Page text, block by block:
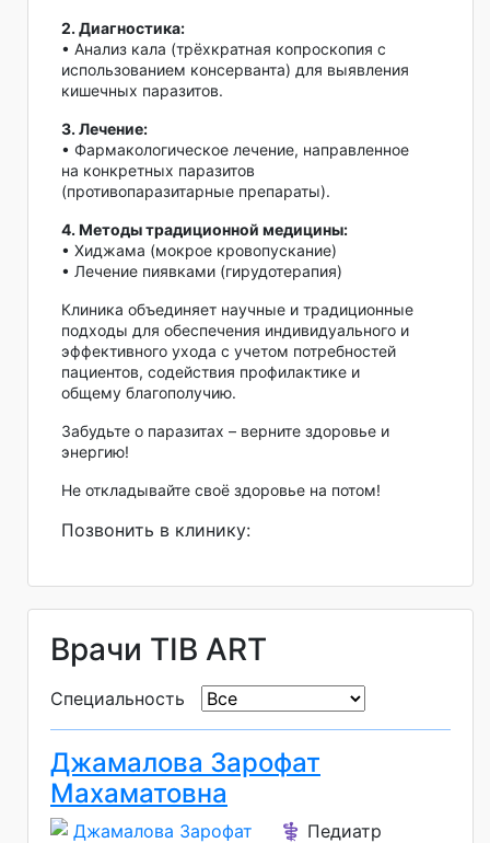
2. Диагностика:
• Анализ кала (трёхкратная копроскопия с
использованием консерванта) для выявления
кишечных паразитов.
3. Лечение:
• Фармакологическое лечение, направленное
на конкретных паразитов
(противопаразитарные препараты).
4. Методы традиционной медицины:
• Хиджама (мокрое кровопускание)
• Лечение пиявками (гирудотерапия)
Клиника объединяет научные и традиционные
подходы для обеспечения индивидуального и
эффективного ухода с учетом потребностей
пациентов, содействия профилактике и
общему благополучию.
Забудьте о паразитах – верните здоровье и
энергию!
Не откладывайте своё здоровье на потом!
Позвонить в клинику:
Врачи TIB ART
Специальность
Джамалова Зарофат
Махаматовна
⚕️ Педиатр